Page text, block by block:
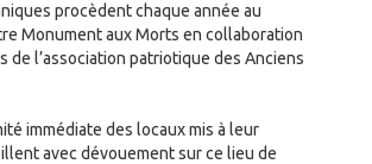
procèdent chaque année au
Monument aux Morts en collaboration
de l’association patriotique des Anciens
immédiate des locaux mis à leur
avec dévouement sur ce lieu de